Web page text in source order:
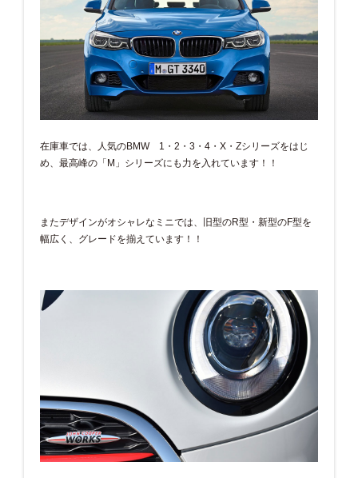
在庫車では、人気のBMW 1・2・3・4・X・Zシリーズをはじ
め、最高峰の「M」シリーズにも力を入れています！！
またデザインがオシャレなミニでは、旧型のR型・新型のF型を
幅広く、グレードを揃えています！！